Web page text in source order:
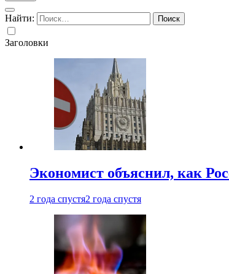
Найти:
Заголовки
Экономист объяснил, как
2 года спустя2 года спустя